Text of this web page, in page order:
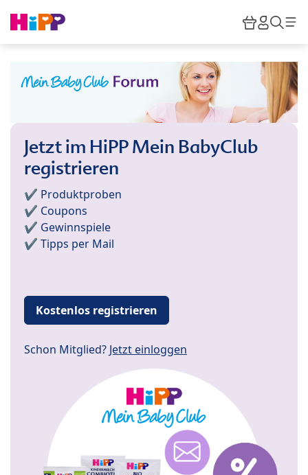
HiPP
Jetzt im HiPP Mein BabyClub
registrieren
✔️ Produktproben
✔️ Coupons
✔️ Gewinnspiele
✔️ Tipps per Mail
Kostenlos registrieren
Schon Mitglied? Jetzt einloggen